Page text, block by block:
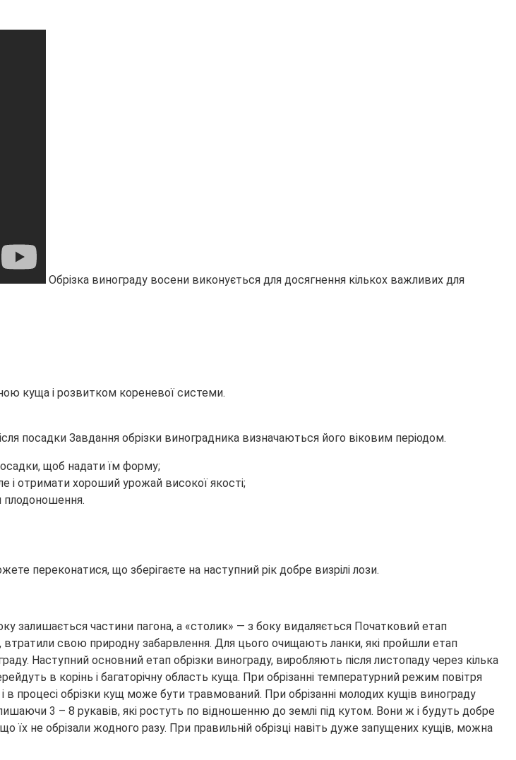
Обрізка винограду восени виконується для досягнення кількох важливих для
куща і розвитком кореневої системи.
посадки Завдання обрізки виноградника визначаються його віковим періодом.
щоб надати їм форму;
і отримати хороший урожай високої якості;
плодоношення.
переконатися, що зберігаєте на наступний рік добре визрілі лози.
залишається частини пагона, а «столик» — з боку видаляється Початковий етап
втратили свою природну забарвлення. Для цього очищають ланки, які пройшли етап
Наступний основний етап обрізки винограду, виробляють після листопаду через кілька
в корінь і багаторічну область куща. При обрізанні температурний режим повітря
процесі обрізки кущ може бути травмований. При обрізанні молодих кущів винограду
3 – 8 рукавів, які ростуть по відношенню до землі під кутом. Вони ж і будуть добре
їх не обрізали жодного разу. При правильній обрізці навіть дуже запущених кущів, можна